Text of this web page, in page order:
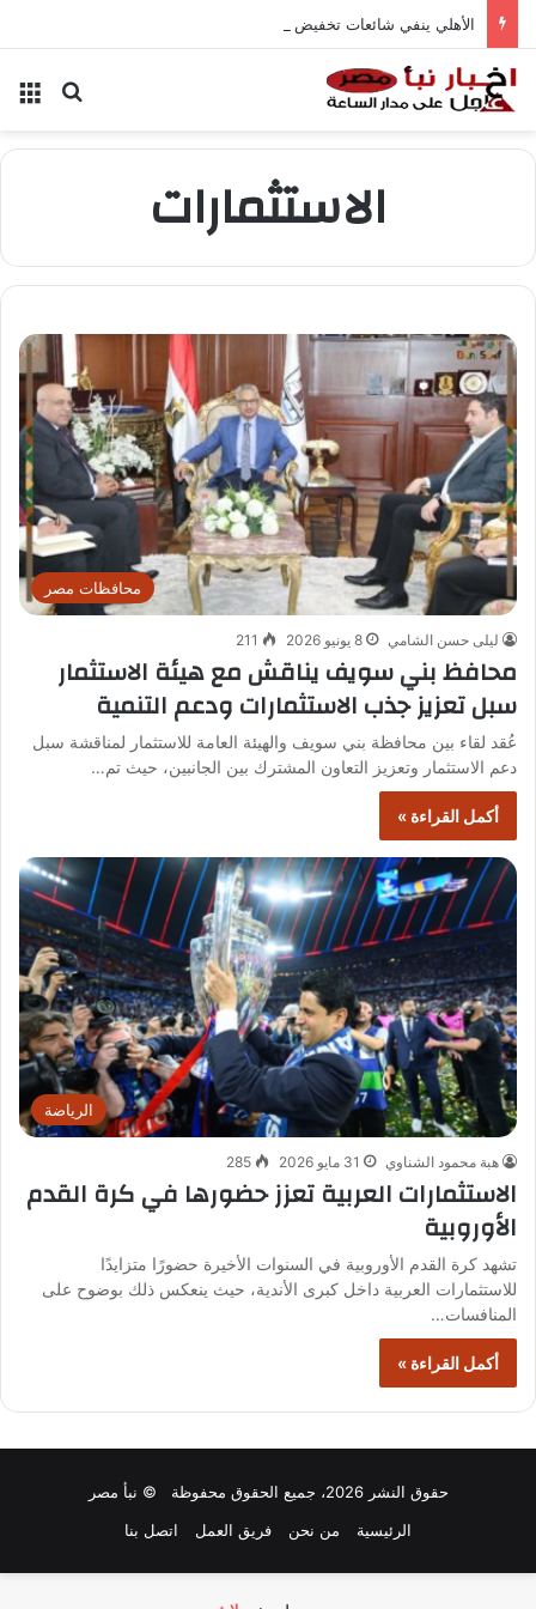
الأهلي ينفي شائعات تخفيض عقود زيزو والشناوي
بحث
الاستثمارات
محافظات مصر
ليلى حسن الشامي 8 يونيو 2026 211
محافظ بني سويف يناقش مع هيئة الاستثمار
سبل تعزيز جذب الاستثمارات ودعم التنمية
عُقد لقاء بين محافظة بني سويف والهيئة العامة للاستثمار لمناقشة سبل
دعم الاستثمار وتعزيز التعاون المشترك بين الجانبين، حيث تم…
أكمل القراءة »
الرياضة
هبة محمود الشناوي 31 مايو 2026 285
الاستثمارات العربية تعزز حضورها في كرة القدم
الأوروبية
تشهد كرة القدم الأوروبية في السنوات الأخيرة حضورًا متزايدًا
للاستثمارات العربية داخل كبرى الأندية، حيث ينعكس ذلك بوضوح على
المنافسات…
أكمل القراءة »
حقوق النشر 2026، جميع الحقوق محفوظة © نبأ مصر
الرئيسية
من نحن فريق العمل اتصل بنا